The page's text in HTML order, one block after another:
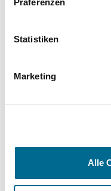
Präferenzen
Statistiken
Marketing
Alle
Schnelle Verfügbarkeit
Flexible Laufzeiten